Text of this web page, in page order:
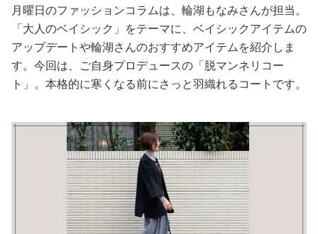
ファッション
恋愛/結婚/離婚
美容/健康
ワークスタイル
妊娠/出産/家族
ココロ/カラダ
月曜日のファッションコラムは、輪湖もなみさんが担当。
「大人のベイシック」をテーマに、ベイシックアイテムの
アップデートや輪湖さんのおすすめアイテムを紹介しま
す。今回は、ご自身プロデュースの「脱マンネリコー
ト」。本格的に寒くなる前にさっと羽織れるコートです。